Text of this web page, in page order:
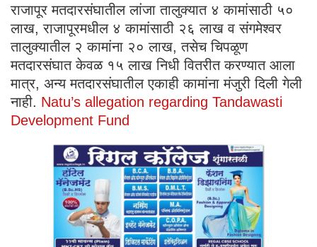
राजापूर मतदारसंघातील लांजा तालुक्यात ४ कामांसाठी ५०
लाख, राजापूरमधील ४ कामांसाठी २६ लाख व संगमेश्वर
तालुक्यातील २ कामांना २० लाख, तसेच चिपळूण
मतदारसंघात केवळ १५ लाख निधी वितरीत करण्यात आला
मात्र, अन्य मतदारसंघातील एकाही कामांना मंजुरी दिली गेली
नाही. Natu’s allegation regarding Tandawasti
Development Fund